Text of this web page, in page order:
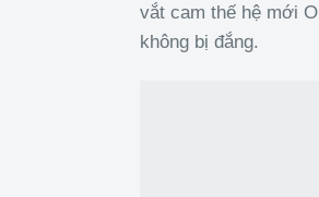
vắt cam thế hệ mới
không bị đắng.